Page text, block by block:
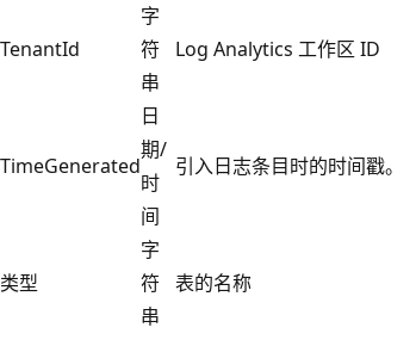
TenantId
字
符
串
Log Analytics 工作区 ID
TimeGenerated
日
期/
时
间
引入日志条目时的时间戳。
类型
字
符
串
表的名称